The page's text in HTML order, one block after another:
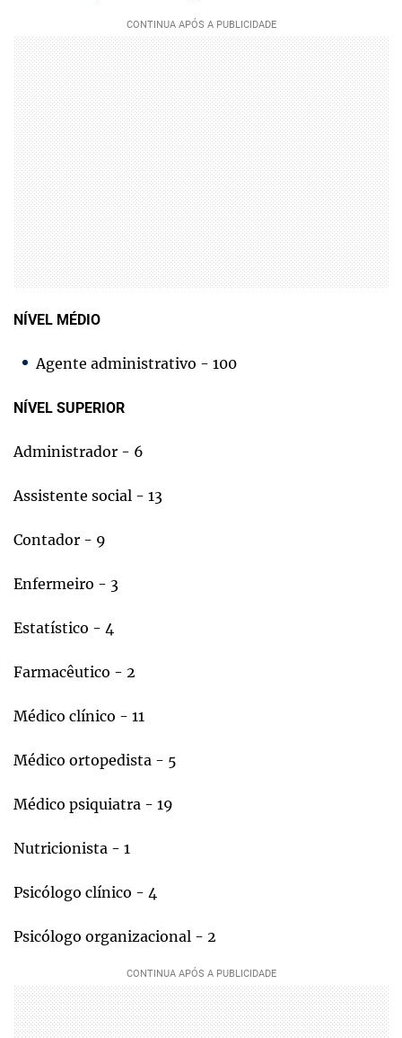
NÍVEL MÉDIO
Agente administrativo - 100
NÍVEL SUPERIOR
Administrador - 6
Assistente social - 13
Contador - 9
Enfermeiro - 3
Estatístico - 4
Farmacêutico - 2
Médico clínico - 11
Médico ortopedista - 5
Médico psiquiatra - 19
Nutricionista - 1
Psicólogo clínico - 4
Psicólogo organizacional - 2